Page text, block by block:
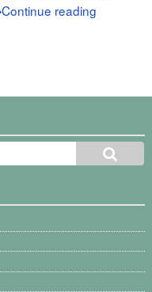
Continue reading